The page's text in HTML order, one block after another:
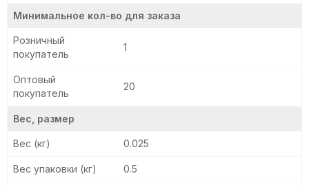
Минимальное кол-во для заказа
Розничный
покупатель
1
Оптовый
покупатель
20
Вес, размер
Вес (кг) 0.025
Вес упаковки (кг) 0.5